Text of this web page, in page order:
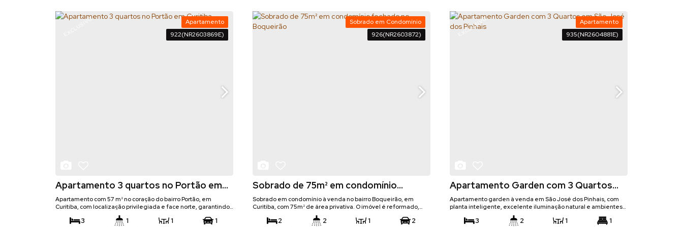
EXCLUSIVO 922(NR2603869E)
Apartamento
Apartamento 3 quartos no Portão em
Curitiba
3 1 1 1
Apartamento com 57 m² no coração do bairro Portão, em
Curitiba, com localização privilegiada e face norte, garantindo
ótima iluminação natural. Semi mobiliado, o imóvel possui
planta funcional e excelente aproveitamento dos espaços.
926(NR2603872)
Sobrado em Condomínio
Sobrado de 75m² em condomínio
fechado no Boqueirão
2 2 1 2
Sobrado em condomínio à venda no bairro Boqueirão, em
Curitiba, com 75m² de área privativa. O imóvel é reformado,
conta com excelente padrão de acabamento e está semi
mobiliado, oferecendo praticidade e conforto para o dia a dia.
EXCLUSIVO 935(NR2604881E)
Apartamento
Apartamento Garden com 3 Quartos
em São José dos Pinhais
3 2 1 1
Apartamento garden à venda em São José dos Pinhais, com
planta inteligente, excelente iluminação natural e ambientes
bem ventilados. Conta com um amplo garden de quase 30 m²,
perfeito para criar um espaço gourmet, área pet ou um